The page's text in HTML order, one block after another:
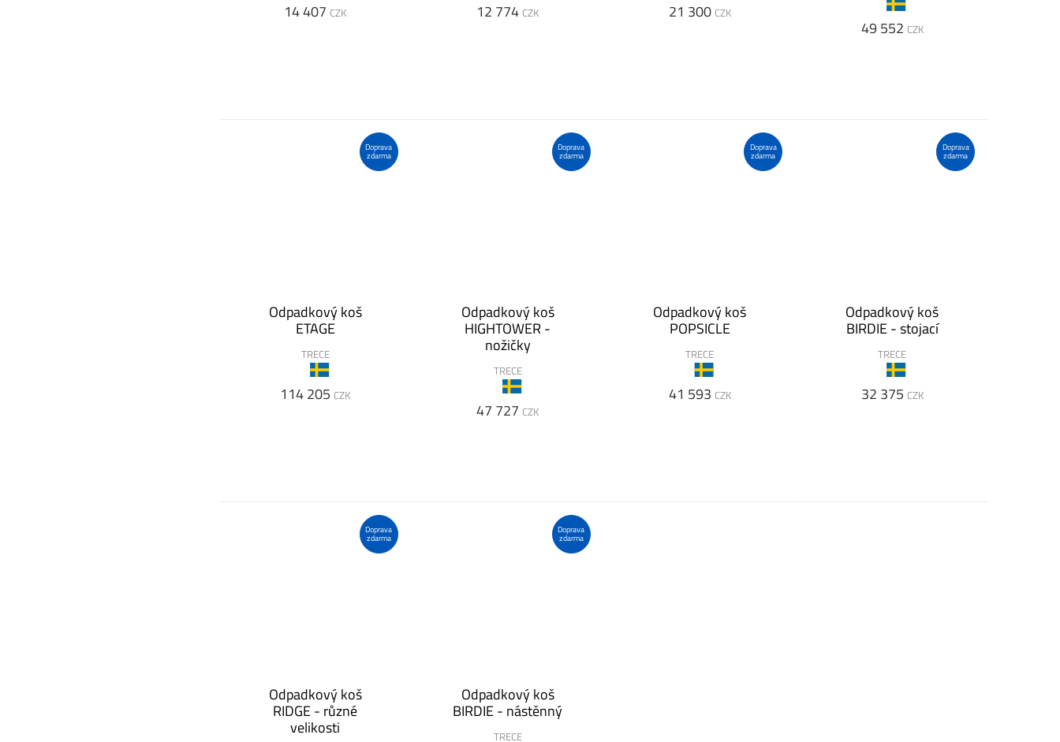
14 407 CZK 12 774 CZK 21 300 CZK
49 552 CZK
Doprava
zdarma
Odpadkový koš
ETAGE
TRECE
114 205 CZK
Doprava
zdarma
Odpadkový koš
HIGHTOWER -
nožičky
TRECE
47 727 CZK
Doprava
zdarma
Odpadkový koš
POPSICLE
TRECE
41 593 CZK
Doprava
zdarma
Odpadkový koš
BIRDIE - stojací
TRECE
32 375 CZK
Doprava
zdarma
Odpadkový koš
RIDGE - různé
velikosti
Doprava
zdarma
Odpadkový koš
BIRDIE - nástěnný
TRECE